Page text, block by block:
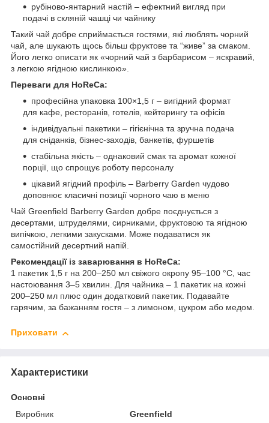
рубіново-янтарний настій – ефектний вигляд при
подачі в скляній чашці чи чайнику
Такий чай добре сприймається гостями, які люблять чорний
чай, але шукають щось більш фруктове та “живе” за смаком.
Його легко описати як «чорний чай з барбарисом – яскравий,
з легкою ягідною кислинкою».
Переваги для HoReCa:
професійна упаковка 100×1,5 г – вигідний формат
для кафе, ресторанів, готелів, кейтерингу та офісів
індивідуальні пакетики – гігієнічна та зручна подача
для сніданків, бізнес-заходів, банкетів, фуршетів
стабільна якість – однаковий смак та аромат кожної
порції, що спрощує роботу персоналу
цікавий ягідний профіль – Barberry Garden чудово
доповнює класичні позиції чорного чаю в меню
Чай Greenfield Barberry Garden добре поєднується з
десертами, штруделями, сирниками, фруктовою та ягідною
випічкою, легкими закусками. Може подаватися як
самостійний десертний напій.
Рекомендації із заварювання в HoReCa:
1 пакетик 1,5 г на 200–250 мл свіжого окропу 95–100 °C, час
настоювання 3–5 хвилин. Для чайника – 1 пакетик на кожні
200–250 мл плюс один додатковий пакетик. Подавайте
гарячим, за бажанням гостя – з лимоном, цукром або медом.
Приховати
Характеристики
Основні
Виробник
Greenfield